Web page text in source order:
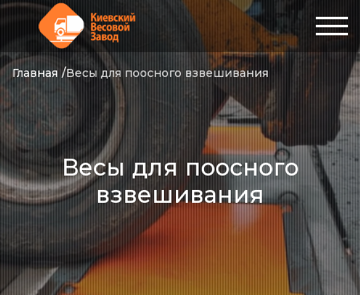
Главная Весы для поосного взвешивания
Весы для поосного
взвешивания